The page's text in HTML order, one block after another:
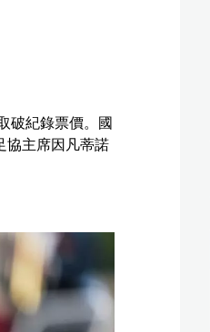
破紀錄票價。國
協主席因凡蒂諾